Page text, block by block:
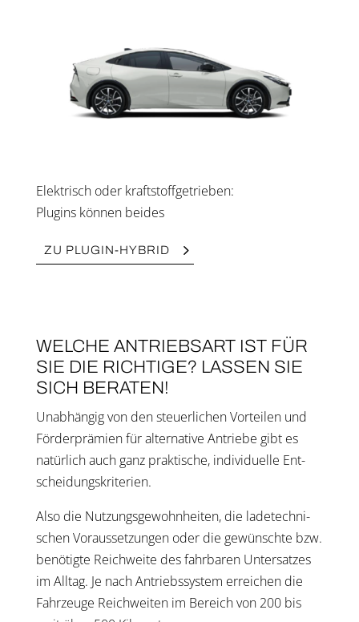
Elek­trisch oder kraft­stoff­ge­trie­ben:
Plug­ins kön­nen bei­des
ZU PLUG­IN-HYBRID
WEL­CHE ANTRIEBS­ART IST FÜR
SIE DIE RICH­TI­GE? LAS­SEN SIE
SICH BERA­TEN!
Unab­hän­gig von den steu­er­li­chen Vor­tei­len und
För­der­prä­mi­en für alter­na­ti­ve Antrie­be gibt es
natür­lich auch ganz prak­ti­sche, indi­vi­du­el­le Ent­
schei­dungs­kri­te­ri­en.
Also die Nut­zungs­ge­wohn­hei­ten, die lade­tech­ni­
schen Vor­aus­set­zun­gen oder die gewünsch­te bzw.
benö­tig­te Reich­wei­te des fahr­ba­ren Unter­sat­zes
im All­tag. Je nach Antriebs­sys­tem errei­chen die
Fahr­zeu­ge Reich­wei­ten im Bereich von 200 bis